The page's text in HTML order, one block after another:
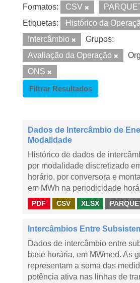
Formatos: CSV
Etiquetas:
Histórico da
Intercâmbio
Grupos:
Avaliação da Operação
ONS
Filtrar Resultados
Dados de Intercâmbio de
Modalidade
Histórico de dados de
por modalidade discretizado
horário, por conversora e
em MWh na periodicidade
PDF CSV XLSX
Intercâmbios Entre
Dados de intercâmbio entre
base horária, em MWmed. As
representam a soma das
potência ativa nas linhas de